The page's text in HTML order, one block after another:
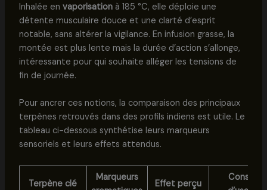
Inhalée en vaporisationà 185 °C, elle déploie une
détente musculaire douce et une clarté d’esprit
notable, sans altérer la vigilance. En infusion grasse, la
montée est plus lente mais la durée d’action s’allonge,
intéressante pour qui souhaite alléger les tensions de
fin de journée.
Pour ancrer ces notions, la comparaison des principaux
terpènes retrouvés dans des profils indiens est utile. Le
tableau ci-dessous synthétise leurs marqueurs
sensoriels et leurs effets attendus.
Terpène clé
Marqueurs
Effet perçu
Conseil